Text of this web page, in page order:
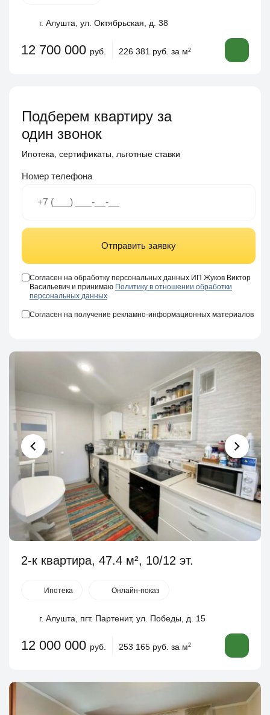
г. Алушта, ул. Октябрьская, д. 38
12 700 000 руб. 226 381 руб. за м2
Подберем квартиру за
один звонок
Ипотека, сертификаты, льготные ставки
Номер телефона
Отправить заявку
Согласен на обработку персональных данных ИП Жуков Виктор
Васильевич и принимаю Политику в отношении обработки
персональных данных
Согласен на получение рекламно-информационных материалов
2-к квартира, 47.4 м², 10/12 эт.
Ипотека Онлайн-показ
г. Алушта, пгт. Партенит, ул. Победы, д. 15
12 000 000 руб. 253 165 руб. за м2